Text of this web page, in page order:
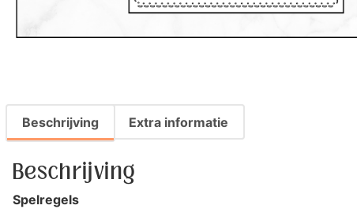
Beschrijving Extra informatie
Beschrijving
Spelregels